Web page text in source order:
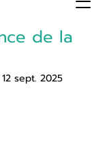
de la
12 sept. 2025